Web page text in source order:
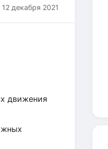
12 декабря 2021
движения